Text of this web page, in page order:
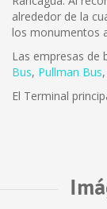
alrededor de la
los monumentos
Las empresas de
Bus, Pullman Bus,
El Terminal